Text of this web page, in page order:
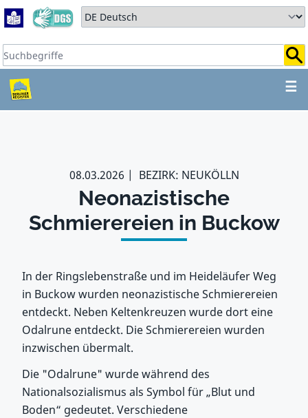
Zum Hauptbereich springen
Zum Hauptmenü springen
Sprache auswählen:
Suchbegriffe:
☰
ZUM HAUPTBEREICH
08.03.2026 BEZIRK: NEUKÖLLN
Neonazistische
Schmierereien in Buckow
In der Ringslebenstraße und im Heideläufer Weg
in Buckow wurden neonazistische Schmierereien
entdeckt. Neben Keltenkreuzen wurde dort eine
Odalrune entdeckt. Die Schmierereien wurden
inzwischen übermalt.
Die "Odalrune" wurde während des
Nationalsozialismus als Symbol für „Blut und
Boden“ gedeutet. Verschiedene